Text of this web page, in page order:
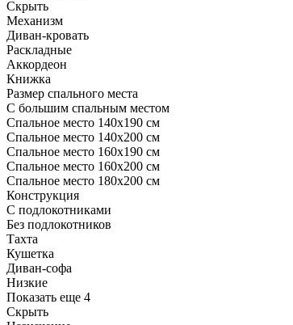
Скрыть
Механизм
Диван-кровать
Раскладные
Аккордеон
Книжка
Размер спального места
С большим спальным местом
Спальное место 140х190 см
Спальное место 140х200 см
Спальное место 160х190 см
Спальное место 160х200 см
Спальное место 180х200 см
Конструкция
С подлокотниками
Без подлокотников
Тахта
Кушетка
Диван-софа
Низкие
Показать еще 4
Скрыть